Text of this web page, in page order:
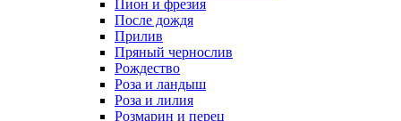
Пион и фрезия
После дождя
Прилив
Пряный чернослив
Рождество
Роза и ландыш
Роза и лилия
Розмарин и перец